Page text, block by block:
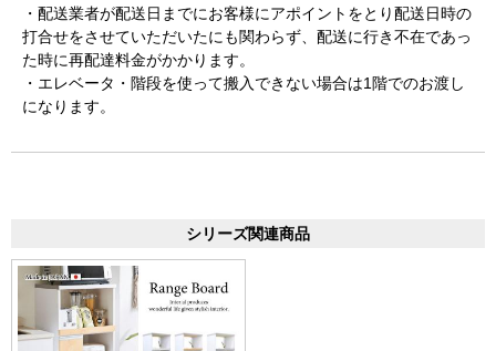
・配送業者が配送日までにお客様にアポイントをとり配送日時の
打合せをさせていただいたにも関わらず、配送に行き不在であっ
た時に再配達料金がかかります。
・エレベータ・階段を使って搬入できない場合は1階でのお渡し
になります。
シリーズ関連商品